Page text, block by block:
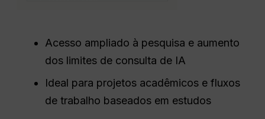
Acesso ampliado à pesquisa e aumento
dos limites de consulta de IA
Ideal para projetos acadêmicos e fluxos
de trabalho baseados em estudos